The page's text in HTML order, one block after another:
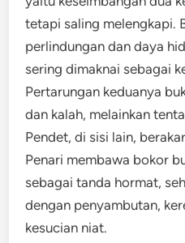
tetapi saling melengkapi.
perlindungan dan daya
sering dimaknai sebagai
Pertarungan keduanya
dan kalah, melainkan
Pendet, di sisi lain,
Penari membawa bokor
sebagai tanda hormat,
dengan penyambutan,
kesucian niat.